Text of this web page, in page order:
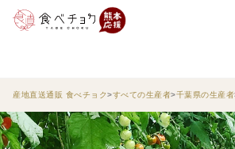
産地直送通販 食べチョク すべての生産者 千葉県の生産者